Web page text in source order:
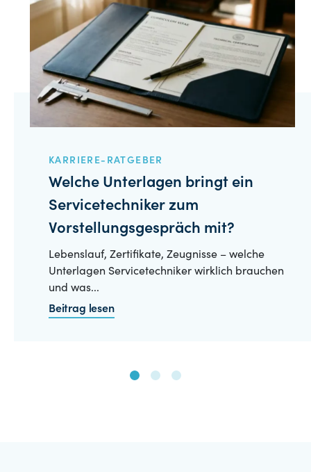
KARRIERE-RATGEBER
Welche Unterlagen bringt ein
Servicetechniker zum
Vorstellungsgespräch mit?
Lebenslauf, Zertifikate, Zeugnisse – welche
Unterlagen Servicetechniker wirklich brauchen
und was...
Beitrag lesen